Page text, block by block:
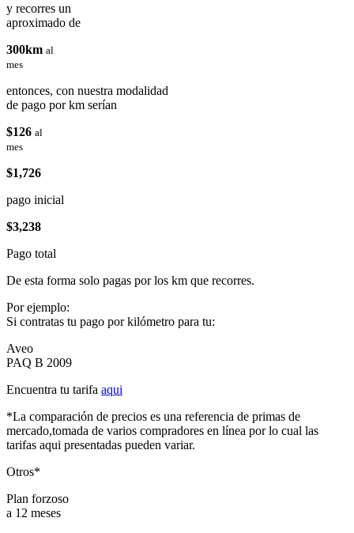
y recorres un
aproximado de
300km al
mes
entonces, con nuestra modalidad
de pago por km serían
$126 al
mes
$1,726
pago inicial
$3,238
Pago total
De esta forma solo pagas por los km que recorres.
Por ejemplo:
Si contratas tu pago por kilómetro para tu:
Aveo
PAQ B 2009
Encuentra tu tarifa aqui
*La comparación de precios es una referencia de primas de
mercado,tomada de varios compradores en línea por lo cual las
tarifas aqui presentadas pueden variar.
Otros*
Plan forzoso
a 12 meses